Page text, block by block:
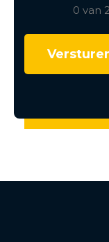
0 van